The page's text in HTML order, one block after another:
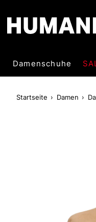
Damenschuhe
Startseite Damen